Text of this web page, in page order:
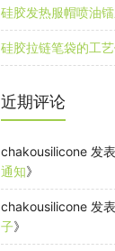
硅胶发热服帽喷油
硅胶拉链笔袋的工
近期评论
chakousilicone 发
通知》
chakousilicone 发
子》